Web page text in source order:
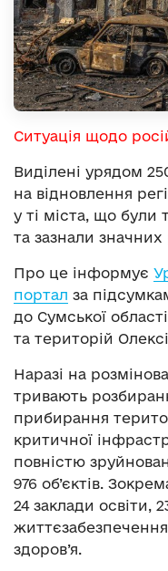
Ситуація щодо
Виділені урядом
на відновлення
у ті міста, що були
та зазнали значних
Про це інформує
портал за
до Сумської
та територій
Наразі на
тривають
прибирання
критичної
повністю
976 об’єктів.
24 заклади освіти,
здоров’я.